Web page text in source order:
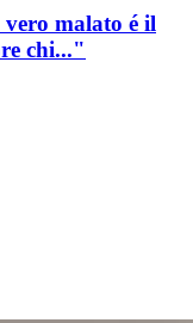
malato é il
chi..."